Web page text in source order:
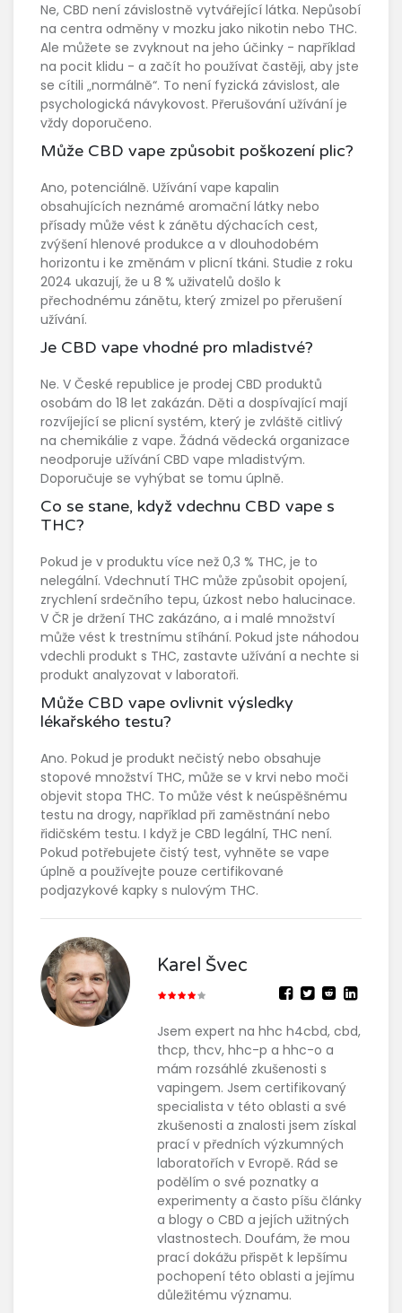
Ne, CBD není závislostně vytvářející látka. Nepůsobí
na centra odměny v mozku jako nikotin nebo THC.
Ale můžete se zvyknout na jeho účinky - například
na pocit klidu - a začít ho používat častěji, aby jste
se cítili „normálně“. To není fyzická závislost, ale
psychologická návykovost. Přerušování užívání je
vždy doporučeno.
Může CBD vape způsobit poškození plic?
Ano, potenciálně. Užívání vape kapalin
obsahujících neznámé aromační látky nebo
přísady může vést k zánětu dýchacích cest,
zvýšení hlenové produkce a v dlouhodobém
horizontu i ke změnám v plicní tkáni. Studie z roku
2024 ukazují, že u 8 % uživatelů došlo k
přechodnému zánětu, který zmizel po přerušení
užívání.
Je CBD vape vhodné pro mladistvé?
Ne. V České republice je prodej CBD produktů
osobám do 18 let zakázán. Děti a dospívající mají
rozvíjející se plicní systém, který je zvláště citlivý
na chemikálie z vape. Žádná vědecká organizace
neodporuje užívání CBD vape mladistvým.
Doporučuje se vyhýbat se tomu úplně.
Co se stane, když vdechnu CBD vape s
THC?
Pokud je v produktu více než 0,3 % THC, je to
nelegální. Vdechnutí THC může způsobit opojení,
zrychlení srdečního tepu, úzkost nebo halucinace.
V ČR je držení THC zakázáno, a i malé množství
může vést k trestnímu stíhání. Pokud jste náhodou
vdechli produkt s THC, zastavte užívání a nechte si
produkt analyzovat v laboratoři.
Může CBD vape ovlivnit výsledky
lékařského testu?
Ano. Pokud je produkt nečistý nebo obsahuje
stopové množství THC, může se v krvi nebo moči
objevit stopa THC. To může vést k neúspěšnému
testu na drogy, například při zaměstnání nebo
řidičském testu. I když je CBD legální, THC není.
Pokud potřebujete čistý test, vyhněte se vape
úplně a používejte pouze certifikované
podjazykové kapky s nulovým THC.
Karel Švec
Jsem expert na hhc h4cbd, cbd,
thcp, thcv, hhc-p a hhc-o a
mám rozsáhlé zkušenosti s
vapingem. Jsem certifikovaný
specialista v této oblasti a své
zkušenosti a znalosti jsem získal
prací v předních výzkumných
laboratořích v Evropě. Rád se
podělím o své poznatky a
experimenty a často píšu články
a blogy o CBD a jejích užitných
vlastnostech. Doufám, že mou
prací dokážu přispět k lepšímu
pochopení této oblasti a jejímu
důležitému významu.